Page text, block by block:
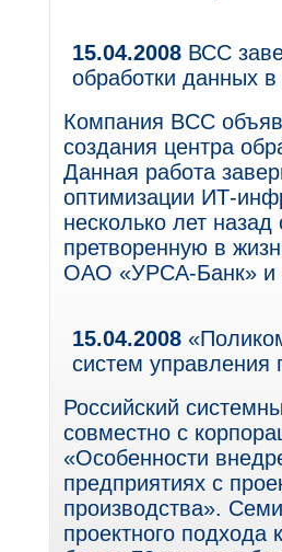
15.04.2008 ВСС
обработки данных
Компания BCC
создания центра
Данная работа
оптимизации ИТ-
несколько лет
претворенную в
ОАО «УРСА-Банк» и
15.04.2008
систем управления
Российский
совместно с
«Особенности
предприятиях с
производства».
проектного подхода